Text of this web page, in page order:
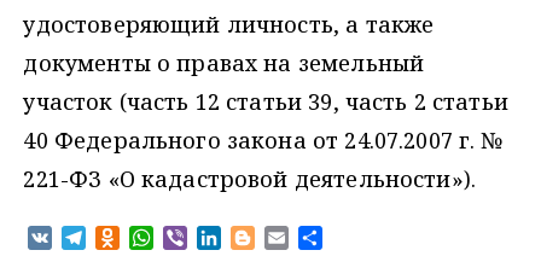
удостоверяющий личность, а также
документы о правах на земельный
участок (часть 12 статьи 39, часть 2 статьи
40 Федерального закона от 24.07.2007 г. №
221-ФЗ «О кадастровой деятельности»).
V
T
O
W
V
L
B
E